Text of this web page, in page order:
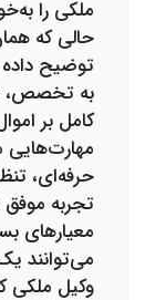
ملکی را
حالی که
توضیح
به تخصص،
کامل بر
مهارت‌هایی
حرفه‌ای،
تجربه موفق
معیارهای
می‌توانند
وکیل ملکی